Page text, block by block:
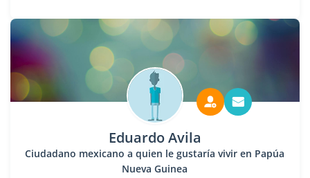
Eduardo Avila
Ciudadano mexicano a quien le gustaría vivir en Papúa
Nueva Guinea